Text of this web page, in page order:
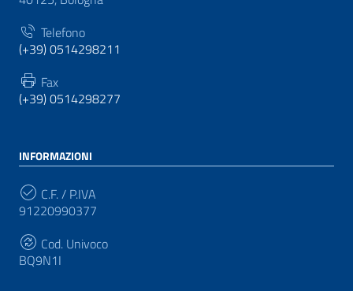
Telefono
(+39) 0514298211
Fax
(+39) 0514298277
INFORMAZIONI
C.F. / P.IVA
91220990377
Cod. Univoco
BQ9N1I